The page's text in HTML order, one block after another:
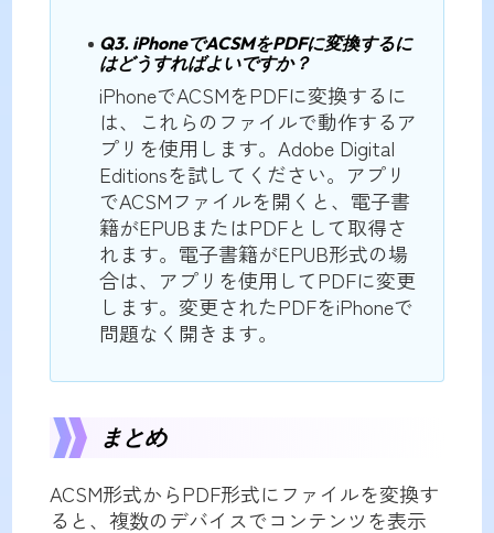
Q3. iPhoneでACSMをPDFに変換するに
はどうすればよいですか？
iPhoneでACSMをPDFに変換するに
は、これらのファイルで動作するア
プリを使用します。Adobe Digital
Editionsを試してください。アプリ
でACSMファイルを開くと、電子書
籍がEPUBまたはPDFとして取得さ
れます。電子書籍がEPUB形式の場
合は、アプリを使用してPDFに変更
します。変更されたPDFをiPhoneで
問題なく開きます。
まとめ
ACSM形式からPDF形式にファイルを変換す
ると、複数のデバイスでコンテンツを表示